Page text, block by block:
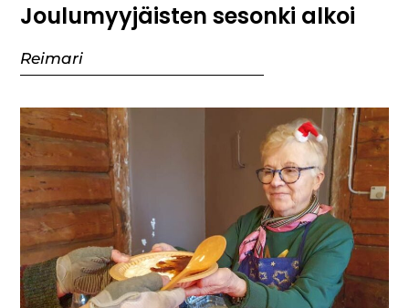
Joulumyyjäisten sesonki alkoi
Reimari